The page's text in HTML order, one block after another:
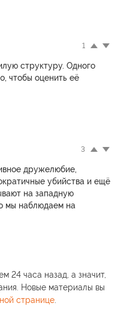
1
структуру. Одного
чтобы оценить её
3
дружелюбие,
убийства и ещё
на западную
мы наблюдаем на
24 часа назад, а значит,
Новые материалы вы
странице.